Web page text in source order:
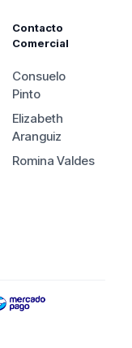
Contacto
Comercial
Consuelo
Pinto
Elizabeth
Aranguiz
Romina Valdes